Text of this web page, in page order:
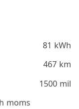
81 kWh
467 km
1500 mil
moms